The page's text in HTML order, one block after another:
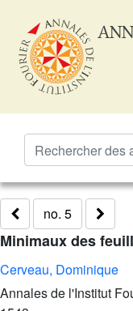
no. 5
Minimaux des
Cerveau, Dominique
Annales de l'Institut